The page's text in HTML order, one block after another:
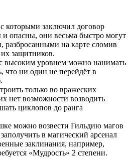
которыми заключил договор
опасны, они весьма быстро могут
разбросанными на карте сломив
защитников.
высоким уровнем можно нанимать
что ни один не перейдёт в
только во вражеских
нет возможности возводить
циклопов до ранга
можно возвести Гильдию магов
в магический арсенал
заклинания, например,
«Мудрость» 2 степени.